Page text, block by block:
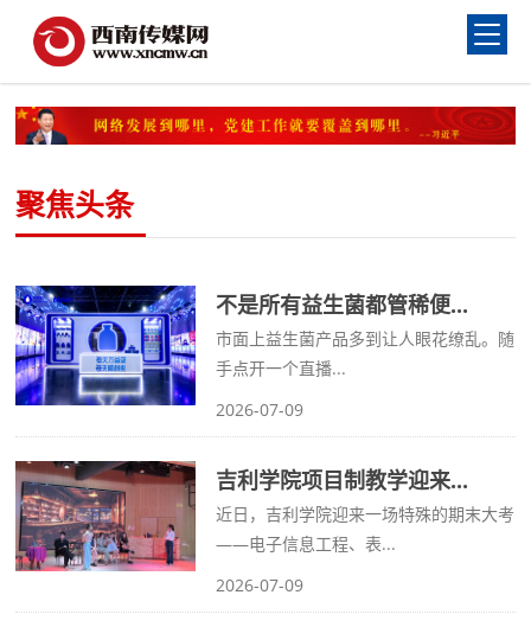
聚焦头条
不是所有益生菌都管稀便...
市面上益生菌产品多到让人眼花缭乱。随
手点开一个直播...
2026-07-09
吉利学院项目制教学迎来...
近日，吉利学院迎来一场特殊的期末大考
——电子信息工程、表...
2026-07-09